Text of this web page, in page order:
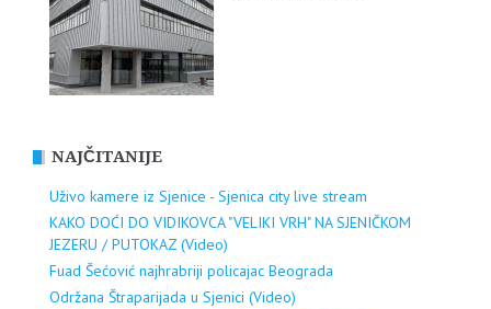
NAJČITANIJE
Uživo kamere iz Sjenice - Sjenica city live stream
KAKO DOĆI DO VIDIKOVCA "VELIKI VRH" NA SJENIČKOM
JEZERU / PUTOKAZ (Video)
Fuad Šećović najhrabriji policajac Beograda
Održana Štraparijada u Sjenici (Video)